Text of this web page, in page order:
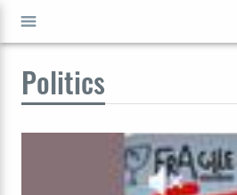
Politics
GO